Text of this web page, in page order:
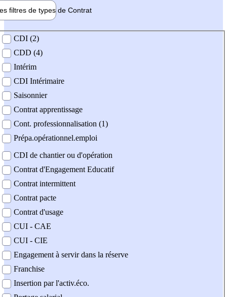
filtres de types de Contrat
contrat
CDI (2)
CDD (4)
Intérim
CDI Intérimaire
Saisonnier
Contrat apprentissage
Cont. professionnalisation (1)
Prépa.opérationnel.emploi
CDI de chantier ou d'opération
Contrat d'Engagement Educatif
Contrat intermittent
Contrat pacte
Contrat d'usage
CUI - CAE
CUI - CIE
Engagement à servir dans la réserve
Franchise
Insertion par l'activ.éco.